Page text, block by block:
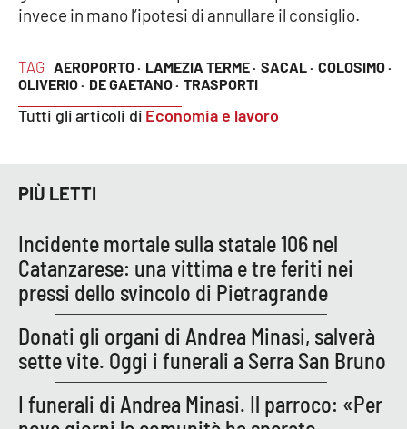
LaC TV
LaC OnAir
Crotone
Vibo Valentia
Reggio Calabria
Cosenza
TAG AEROPORTO · LAMEZIA TERME · SACAL · COLOSIMO ·
OLIVERIO · DE GAETANO · TRASPORTI
Tutti gli articoli di Economia e lavoro
invece in mano l’ipotesi di annullare il consiglio.
PIÙ LETTI
Incidente mortale sulla statale 106 nel
Catanzarese: una vittima e tre feriti nei
pressi dello svincolo di Pietragrande
Donati gli organi di Andrea Minasi, salverà
sette vite. Oggi i funerali a Serra San Bruno
I funerali di Andrea Minasi. Il parroco: «Per